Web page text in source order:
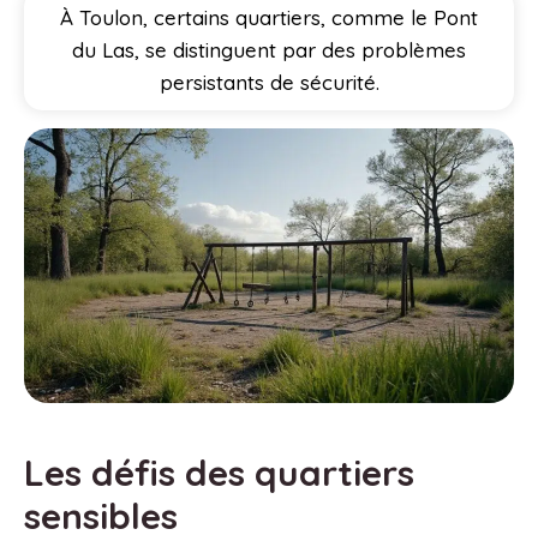
À Toulon, certains quartiers, comme le Pont
du Las, se distinguent par des problèmes
persistants de sécurité.
Les défis des quartiers
sensibles